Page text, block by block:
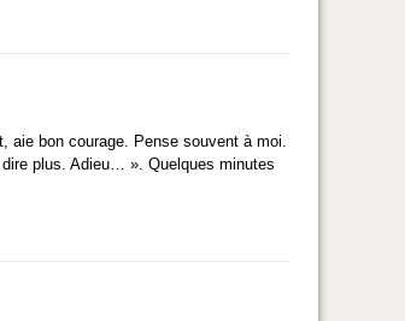
aie bon courage. Pense souvent à moi.
plus. Adieu… ». Quelques minutes